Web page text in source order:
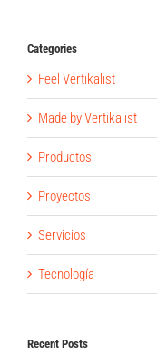
Categories
Feel Vertikalist
Made by Vertikalist
Productos
Proyectos
Servicios
Tecnología
Recent Posts